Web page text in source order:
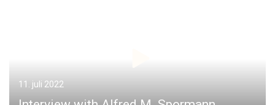
11. juli 2022